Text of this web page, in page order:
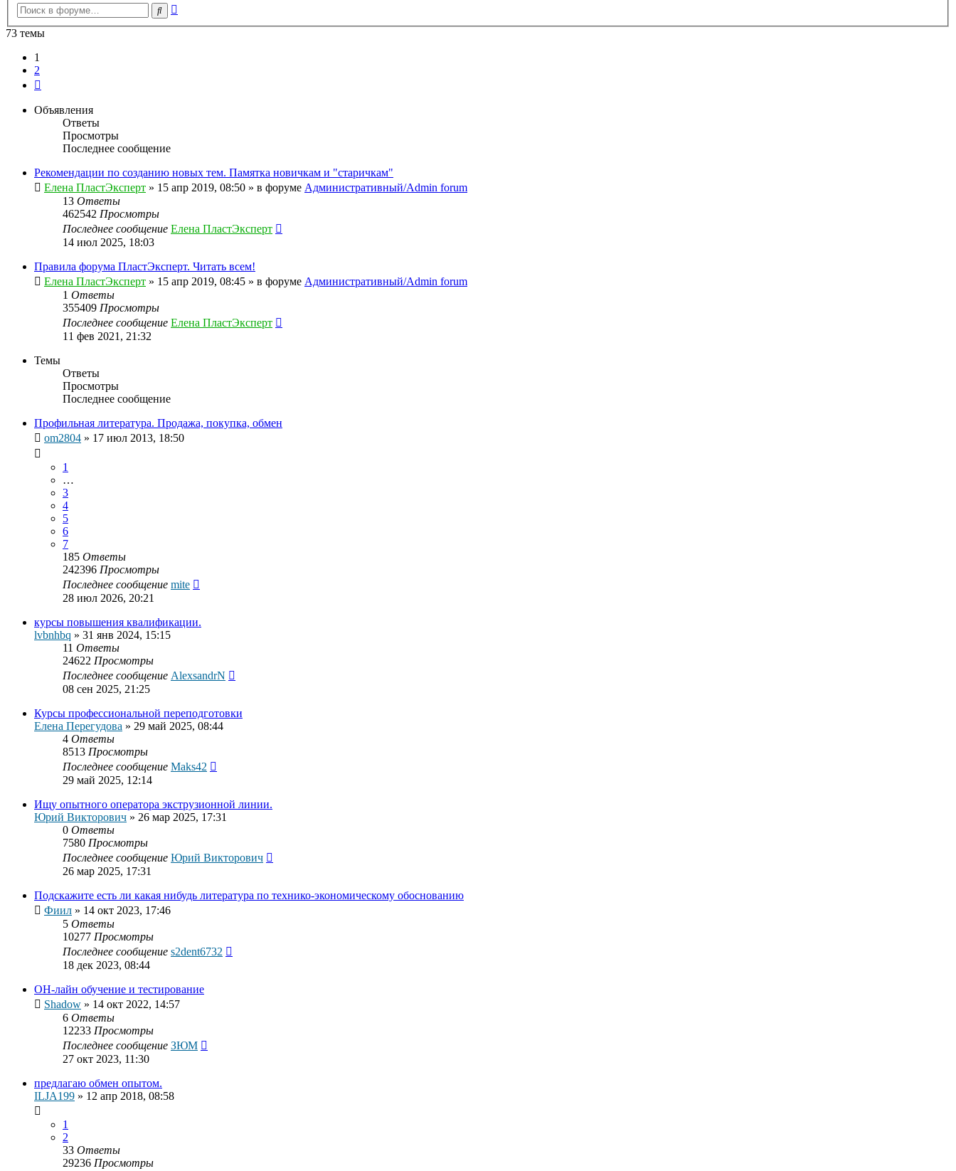
Поиск
73 темы
1
2
Объявления
Ответы
Просмотры
Последнее сообщение
Рекомендации по созданию новых тем. Памятка новичкам и "старичкам"
Елена ПластЭксперт » 15 апр 2019, 08:50 » в форуме Административный/Admin forum
13 Ответы
462542 Просмотры
Последнее сообщение Елена ПластЭксперт
14 июл 2025, 18:03
Правила форума ПластЭксперт. Читать всем!
Елена ПластЭксперт » 15 апр 2019, 08:45 » в форуме Административный/Admin forum
1 Ответы
355409 Просмотры
Последнее сообщение Елена ПластЭксперт
11 фев 2021, 21:32
Темы
Ответы
Просмотры
Последнее сообщение
Профильная литература. Продажа, покупка, обмен
om2804 » 17 июл 2013, 18:50
1
…
3
4
5
6
7
185 Ответы
242396 Просмотры
Последнее сообщение mite
28 июл 2026, 20:21
курсы повышения квалификации.
lvbnhbq » 31 янв 2024, 15:15
11 Ответы
24622 Просмотры
Последнее сообщение AlexsandrN
08 сен 2025, 21:25
Курсы профессиональной переподготовки
Елена Перегудова » 29 май 2025, 08:44
4 Ответы
8513 Просмотры
Последнее сообщение Maks42
29 май 2025, 12:14
Ищу опытного оператора экструзионной линии.
Юрий Викторович » 26 мар 2025, 17:31
0 Ответы
7580 Просмотры
Последнее сообщение Юрий Викторович
26 мар 2025, 17:31
Подскажите есть ли какая нибудь литература по технико-экономическому обоснованию
Фиил » 14 окт 2023, 17:46
5 Ответы
10277 Просмотры
Последнее сообщение s2dent6732
18 дек 2023, 08:44
ОН-лайн обучение и тестирование
Shadow » 14 окт 2022, 14:57
6 Ответы
12233 Просмотры
Последнее сообщение ЗЮМ
27 окт 2023, 11:30
предлагаю обмен опытом.
ILJA199 » 12 апр 2018, 08:58
1
2
33 Ответы
29236 Просмотры